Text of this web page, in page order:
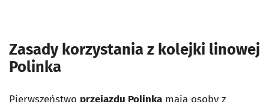
Zasady korzystania z kolejki linowej
Polinka
Pierwszeństwo przejazdu Polinką mają osoby z